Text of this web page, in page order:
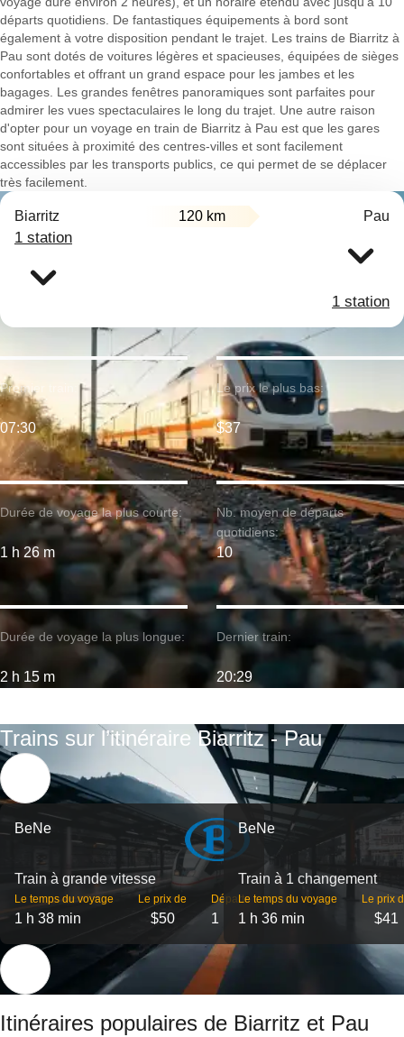
départs quotidiens. De fantastiques équipements à bord sont
également à votre disposition pendant le trajet. Les trains de Biarritz à
Pau sont dotés de voitures légères et spacieuses, équipées de sièges
confortables et offrant un grand espace pour les jambes et les
bagages. Les grandes fenêtres panoramiques sont parfaites pour
admirer les vues spectaculaires le long du trajet. Une autre raison
d'opter pour un voyage en train de Biarritz à Pau est que les gares
sont situées à proximité des centres-villes et sont facilement
accessibles par les transports publics, ce qui permet de se déplacer
très facilement.
Biarritz 120 km Pau
1 station
1 station
Durée de voyage la plus courte:
1 h 26 m
Premier train:
07:30
Durée de voyage la plus longue:
2 h 15 m
Le prix le plus bas:
$37
Nb. moyen de départs
quotidiens:
10
Dernier train:
20:29
Trains sur l’itinéraire Biarritz - Pau
BeNe
Train à grande vitesse
Le temps du voyage
1 h 38 min
Le prix de
$50
Départs
1
BeNe
Train à 1 changement
Le temps du voyage
1 h 36 min
Le prix
$41
Itinéraires populaires de Biarritz et Pau